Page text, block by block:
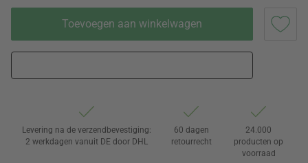
Toevoegen aan winkelwagen
Levering na de verzendbevestiging:
2 werkdagen vanuit DE door DHL
60 dagen
retourrecht
24.000
producten op
voorraad